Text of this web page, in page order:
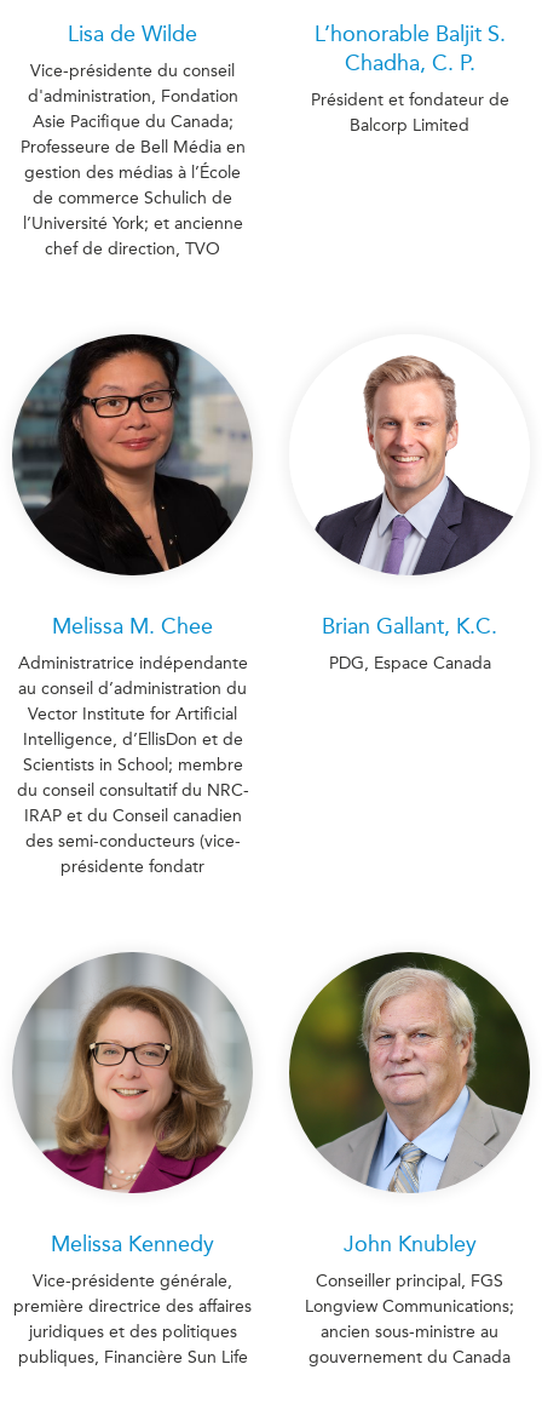
PECC
CSCAP
Partenaires institutionnels
Lisa de Wilde
Vice-présidente du conseil
d'administration, Fondation
Asie Pacifique du Canada;
Professeure de Bell Média en
gestion des médias à l’École
de commerce Schulich de
l’Université York; et ancienne
chef de direction, TVO
L’honorable Baljit S.
Chadha, C. P.
Président et fondateur de
Balcorp Limited
Melissa M. Chee
Administratrice indépendante
au conseil d’administration du
Vector Institute for Artificial
Intelligence, d’EllisDon et de
Scientists in School; membre
du conseil consultatif du NRC-
IRAP et du Conseil canadien
des semi-conducteurs (vice-
présidente fondatr
Brian Gallant, K.C.
PDG, Espace Canada
Melissa Kennedy
Vice-présidente générale,
première directrice des affaires
juridiques et des politiques
publiques, Financière Sun Life
John Knubley
Conseiller principal, FGS
Longview Communications;
ancien sous-ministre au
gouvernement du Canada